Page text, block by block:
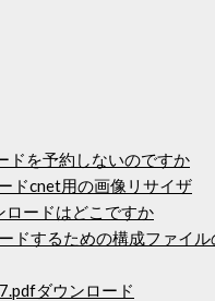
ドを予約しないのですか
ドcnet用の画像リサイザ
ードはどこですか
ドするための構成ファイ
ダウンロード